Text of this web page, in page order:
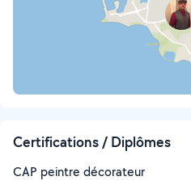
Certifications / Diplômes
CAP peintre décorateur